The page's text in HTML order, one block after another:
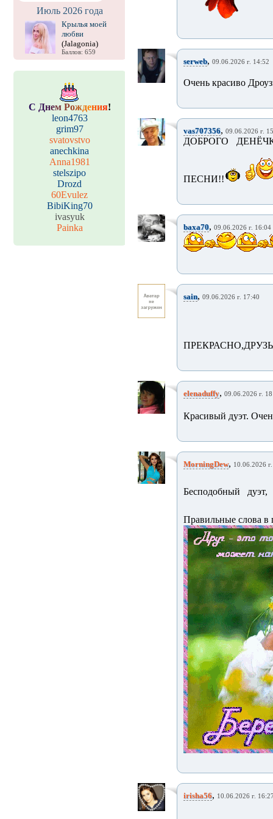
Июль 2026 года
Крылья моей
любви
(Jalagonia)
Баллов: 659
С Днем Рождения!
leon4763
grim97
svatovstvo
anechkina
Anna1981
stelszipo
Drozd
60Evulez
BibiKing70
ivasyuk
Painka
serweb, 09.06.2026 г. 14:52
Очень красиво
vas707356, 09.06.2026 г.
ДОБРОГО
ПЕСНИ!!
baxa70, 09.06.2026 г. 16:04
sain, 09.06.2026 г. 17:40
elenaduffy, 09.06.2026 г.
Красивый дуэт.
MorningDew, 10.06.2026
Бесподобный
Правильные слова в
irisha56, 10.06.2026 г.